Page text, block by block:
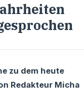
zu dem heute
Redakteur Micha